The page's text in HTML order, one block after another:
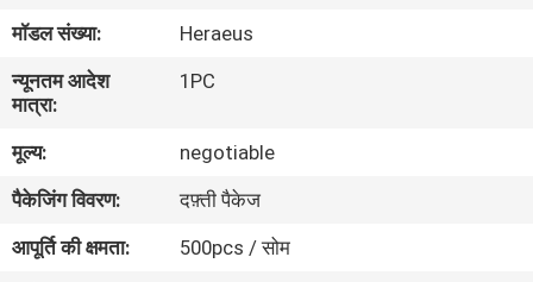
कारखाना
भ्रमण
गुणवत्ता
नियंत्रण
मॉडल संख्या:
Heraeus
न्यूनतम आदेश
मात्रा:
1PC
मूल्य:
negotiable
पैकेजिंग विवरण:
दफ़्ती पैकेज
आपूर्ति की क्षमता:
500pcs / सोम